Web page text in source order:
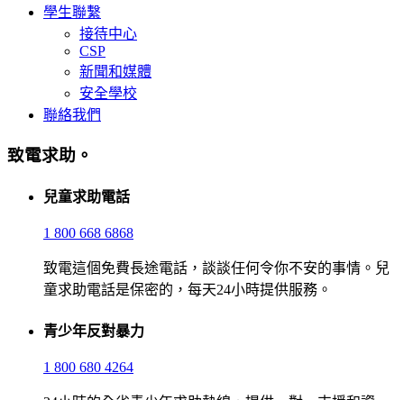
學生聯繫
接待中心
CSP
新聞和媒體
安全學校
聯絡我們
致電求助。
兒童求助電話
1 800 668 6868
致電這個免費長途電話，談談任何令你不安的事情。兒
童求助電話是保密的，每天24小時提供服務。
青少年反對暴力
1 800 680 4264